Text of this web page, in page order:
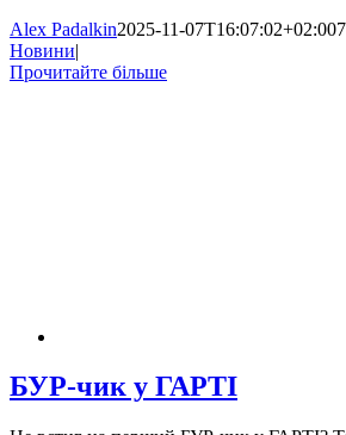
Alex Padalkin2025-11-07T16:07:02+02:00
Новини|
Прочитайте більше
БУР-чик у ГАРТІ